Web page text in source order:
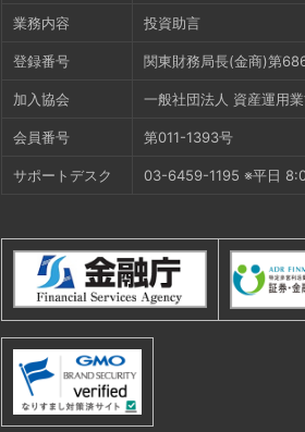
業務内容 投資助言
登録番号 関東財務局長(金商)第
加入協会 一般社団法人 資産運用
会員番号 第011-1393号
サポートデスク 03-6459-1195 ※平日